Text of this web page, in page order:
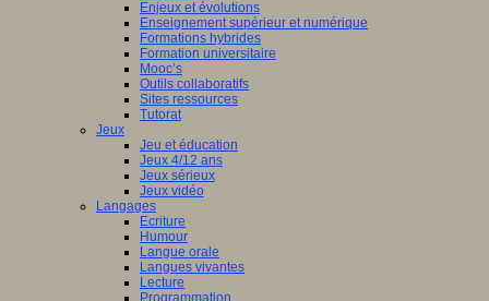
Enjeux et évolutions
Enseignement supérieur et numérique
Formations hybrides
Formation universitaire
Mooc’s
Outils collaboratifs
Sites ressources
Tutorat
Jeux
Jeu et éducation
Jeux 4/12 ans
Jeux sérieux
Jeux vidéo
Langages
Ecriture
Humour
Langue orale
Langues vivantes
Lecture
Programmation